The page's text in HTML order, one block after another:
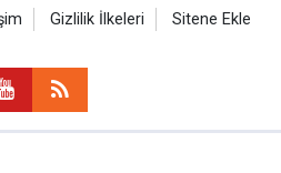
Gizlilik İlkeleri Sitene Ekle